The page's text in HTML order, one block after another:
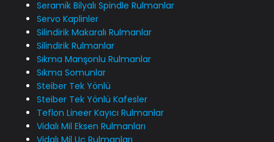
Seramik Bilyalı Spindle Rulmanlar
Servo Kaplinler
Silindirik Makaralı Rulmanlar
Silindirik Rulmanlar
Sıkma Manşonlu Rulmanlar
Sıkma Somunlar
Steiber Tek Yönlü
Steiber Tek Yönlü Kafesler
Teflon Lineer Kayıcı Rulmanlar
Vidalı Mil Eksen Rulmanları
Vidalı Mil Uç Rulmanları